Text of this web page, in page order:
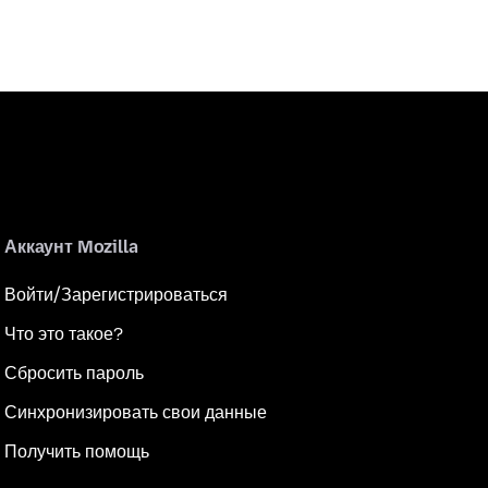
Аккаунт Mozilla
Войти/Зарегистрироваться
Что это такое?
Сбросить пароль
Синхронизировать свои данные
Получить помощь